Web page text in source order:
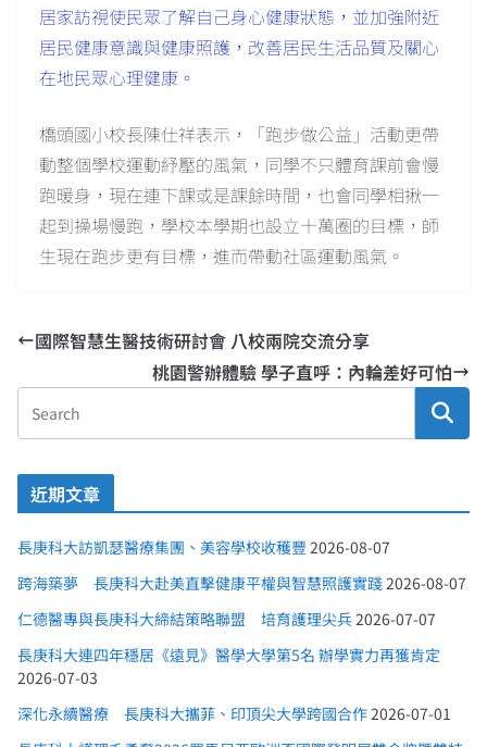
居家訪視使民眾了解自己身心健康狀態，並加強附近
居民健康意識與健康照護，改善居民生活品質及關心
在地民眾心理健康。
橋頭國小校長陳仕祥表示，「跑步做公益」活動更帶
動整個學校運動紓壓的風氣，同學不只體育課前會慢
跑暖身，現在連下課或是課餘時間，也會同學相揪一
起到操場慢跑，學校本學期也設立十萬圈的目標，師
生現在跑步更有目標，進而帶動社區運動風氣。
國際智慧生醫技術研討會 八校兩院交流分享
桃園警辦體驗 學子直呼：內輪差好可怕
近期文章
長庚科大訪凱瑟醫療集團、美容學校收穫豐 2026-08-07
跨海築夢 長庚科大赴美直擊健康平權與智慧照護實踐 2026-08-07
仁德醫專與長庚科大締結策略聯盟 培育護理尖兵 2026-07-07
長庚科大連四年穩居《遠見》醫學大學第5名 辦學實力再獲肯定
2026-07-03
深化永續醫療 長庚科大攜菲、印頂尖大學跨國合作 2026-07-01